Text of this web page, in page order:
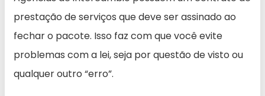
prestação de serviços que deve ser assinado ao
fechar o pacote. Isso faz com que você evite
problemas com a lei, seja por questão de visto ou
qualquer outro “erro”.